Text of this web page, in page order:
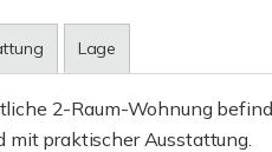
Lage
2-Raum-Wohnung
mit praktischer Ausstattung.